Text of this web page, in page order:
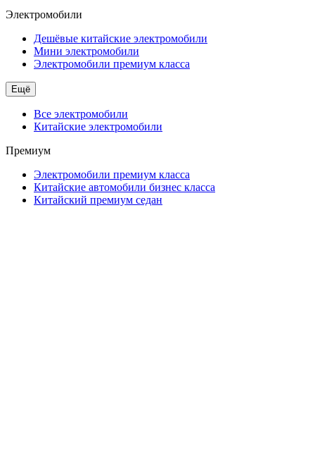
Электромобили
Дешёвые китайские электромобили
Мини электромобили
Электромобили премиум класса
Ещё
Все электромобили
Китайские электромобили
Премиум
Электромобили премиум класса
Китайские автомобили бизнес класса
Китайский премиум седан